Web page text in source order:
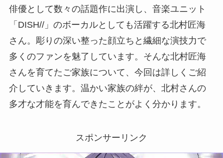
俳優として数々の話題作に出演し、音楽ユニット
「DISH//」のボーカルとしても活躍する北村匠海
さん。彫りの深い整った顔立ちと繊細な演技力で
多くのファンを魅了しています。そんな北村匠海
さんを育てたご家族について、今回は詳しくご紹
介していきます。温かい家族の絆が、北村さんの
多才な才能を育んできたことがよく分かります。
スポンサーリンク